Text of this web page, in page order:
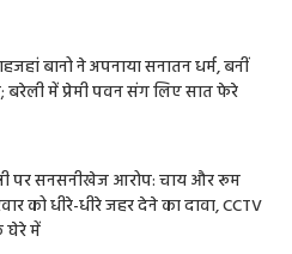
बानो ने अपनाया सनातन धर्म, बनीं
बरेली में प्रेमी पवन संग लिए सात फेरे
पर सनसनीखेज आरोप: चाय और रूम
को धीरे-धीरे जहर देने का दावा, CCTV
में